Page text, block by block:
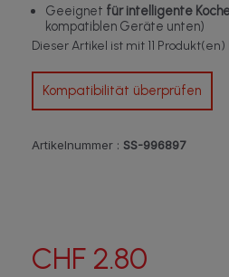
Geeignet für intelligente
kompatiblen Geräte unten)
Dieser Artikel ist mit 11
Kompatibilität überprüfen
Artikelnummer : SS-996897
CHF 2.80